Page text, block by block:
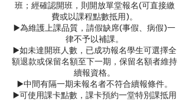
班；經確認開班，則開放單堂報名(可直接繳
費或以課程點數抵用)。
▶️為維護上課品質，請假缺席(事假、病假)一
律不予以補課。
▶️如未達開班人數，已成功報名學生可選擇全
額退款或保留名額至下一期，保留名額者維持
續報資格。
▶️中間有隔一期未報名者不符合續報條件。
▶️可使用課卡點數，課卡預約一堂特別課抵用